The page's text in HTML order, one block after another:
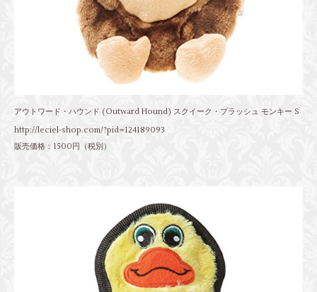
アウトワード・ハウンド (Outward Hound) スクイーク・プラッシュ モンキー S
http://leciel-shop.com/?pid=124189093
販売価格：1500円（税別）